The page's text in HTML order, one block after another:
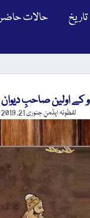
تاریخ حالات
لفظونہ ایڈمنجنوری 21, 2019